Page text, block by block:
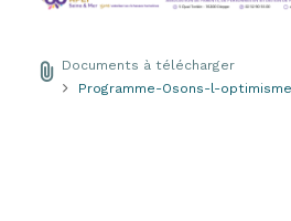
Documents à télécharger
Programme-Osons-l-